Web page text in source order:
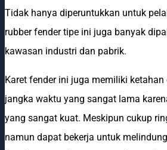
Tidak hanya diperuntukkan untuk
rubber fender tipe ini juga banyak
kawasan industri dan pabrik.
Karet fender ini juga memiliki ketahan
jangka waktu yang sangat lama
yang sangat kuat. Meskipun cukup
namun dapat bekerja untuk